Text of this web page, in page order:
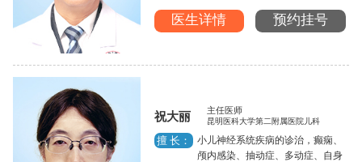
医生详情 预约挂号
祝大丽 主任医师
昆明医科大学第二附属医院儿科
擅 长：
小儿神经系统疾病的诊治，癫痫、
颅内感染、抽动症、多动症、自身